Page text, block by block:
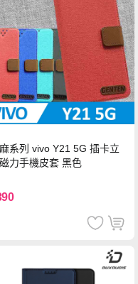
系列 vivo Y21 5G 插卡立
力手機皮套 黑色